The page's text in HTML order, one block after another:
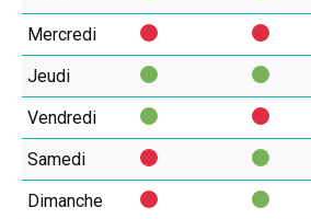
Mercredi
Jeudi
Vendredi
Samedi
Dimanche